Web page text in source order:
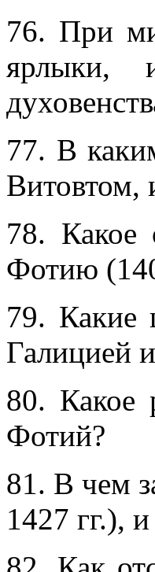
76. При
ярлыки,
77. В
Витовтом,
78. Какое
Фотию
79. Какие
Галицией
80. Какое
Фотий?
81. В чем
1427 гг.),